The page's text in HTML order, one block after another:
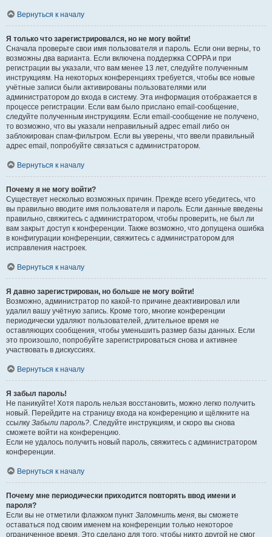
Вернуться к началу
Я только что зарегистрировался, но не могу войти!
Сначала проверьте свои имя пользователя и пароль. Если они верны, то
возможны два варианта. Если включена поддержка COPPA и при
регистрации вы указали, что вам менее 13 лет, следуйте полученным
инструкциям. На некоторых конференциях требуется, чтобы все новые
учётные записи были активированы пользователями или
администратором до входа в систему. Эта информация отображается в
процессе регистрации. Если вам было прислано email-сообщение,
следуйте полученным инструкциям. Если email-сообщение не получено,
то возможно, что вы указали неправильный адрес email либо он
заблокирован спам-фильтром. Если вы уверены, что ввели правильный
адрес email, попробуйте связаться с администратором.
Вернуться к началу
Почему я не могу войти?
Существует несколько возможных причин. Прежде всего убедитесь, что
вы правильно вводите имя пользователя и пароль. Если данные введены
правильно, свяжитесь с администратором, чтобы проверить, не был ли
вам закрыт доступ к конференции. Также возможно, что допущена ошибка
в конфигурации конференции, свяжитесь с администратором для
исправления настроек.
Вернуться к началу
Я давно зарегистрирован, но больше не могу войти!
Возможно, администратор по какой-то причине деактивировал или
удалил вашу учётную запись. Кроме того, многие конференции
периодически удаляют пользователей, длительное время не
оставляющих сообщения, чтобы уменьшить размер базы данных. Если
это произошло, попробуйте зарегистрироваться снова и активнее
участвовать в дискуссиях.
Вернуться к началу
Я забыл пароль!
Не паникуйте! Хотя пароль нельзя восстановить, можно легко получить
новый. Перейдите на страницу входа на конференцию и щёлкните на
ссылку Забыли пароль?. Следуйте инструкциям, и скоро вы снова
сможете войти на конференцию.
Если не удалось получить новый пароль, свяжитесь с администратором
конференции.
Вернуться к началу
Почему мне периодически приходится повторять ввод имени и
пароля?
Если вы не отметили флажком пункт Запомнить меня, вы сможете
оставаться под своим именем на конференции только некоторое
ограниченное время. Это сделано для того, чтобы никто другой не смог